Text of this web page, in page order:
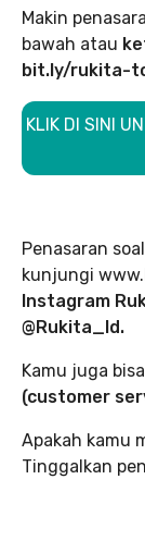
Makin
bawah atau
bit.ly/rukita-
KLIK DI SINI
Penasaran
kunjungi
Instagram
@Rukita_Id.
Kamu juga bisa
(customer
Apakah kamu
Tinggalkan